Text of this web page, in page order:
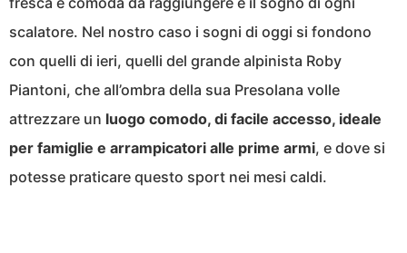
scalatore. Nel nostro caso i sogni di oggi si fondono
con quelli di ieri, quelli del grande alpinista Roby
Piantoni, che all’ombra della sua Presolana volle
attrezzare un luogo comodo, di facile accesso, ideale
per famiglie e arrampicatori alle prime armi, e dove si
potesse praticare questo sport nei mesi caldi.